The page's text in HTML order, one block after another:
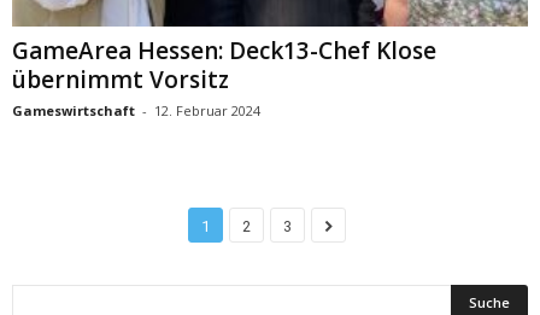
GameArea Hessen: Deck13-Chef Klose
übernimmt Vorsitz
Gameswirtschaft - 12. Februar 2024
1 2 3